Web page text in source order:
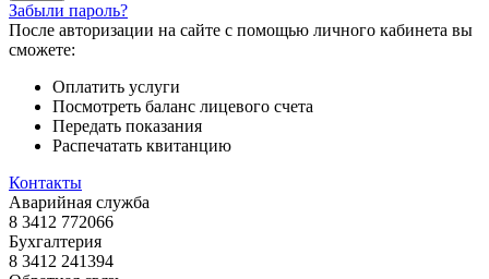
Забыли пароль?
После авторизации на сайте с помощью личного кабинета вы
сможете:
Оплатить услуги
Посмотреть баланс лицевого счета
Передать показания
Распечатать квитанцию
Контакты
Аварийная служба
8 3412 772066
Бухгалтерия
8 3412 241394